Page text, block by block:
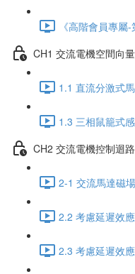
《高階會員專
CH1 交流電機空間向
1.1 直流分激式
1.3 三相鼠籠式
CH2 交流電機控制迴
2-1 交流馬達磁
2.2 考慮延遲效
2.3 考慮延遲效